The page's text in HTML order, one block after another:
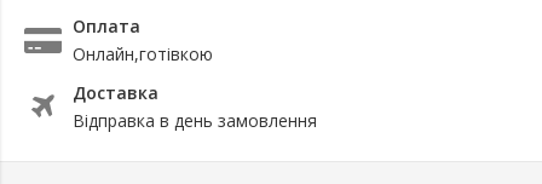
Оплата
Онлайн,готівкою
Доставка
Відправка в день замовлення